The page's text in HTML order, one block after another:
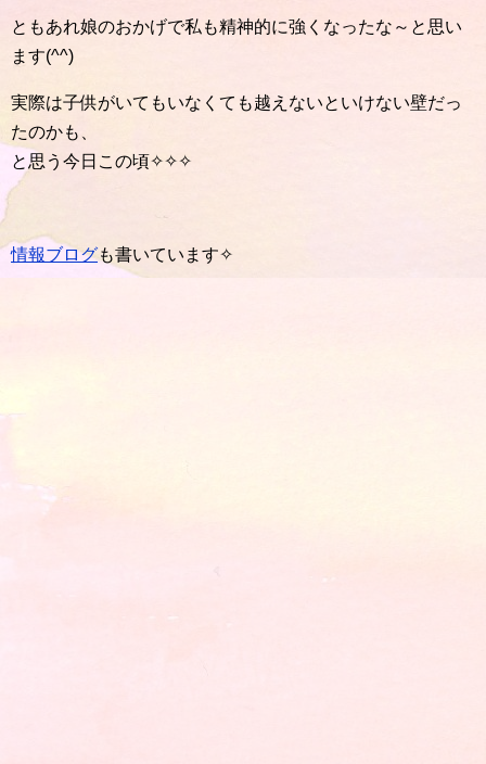
ともあれ娘のおかげで私も精神的に強くなったな～と思い
ます(^^)
実際は子供がいてもいなくても越えないといけない壁だっ
たのかも、
と思う今日この頃✧✧✧
情報ブログも書いています✧